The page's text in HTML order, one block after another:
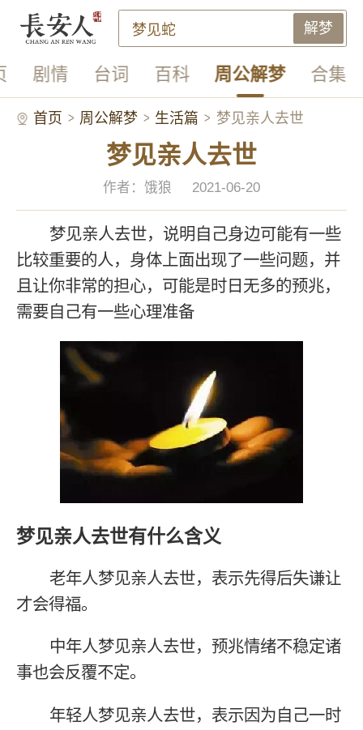
解梦
剧情 台词 百科 周公解梦 合集
首页 周公解梦 生活篇 梦见亲人去世
梦见亲人去世
作者：饿狼 2021-06-20
梦见亲人去世，说明自己身边可能有一些
比较重要的人，身体上面出现了一些问题，并
且让你非常的担心，可能是时日无多的预兆，
需要自己有一些心理准备
梦见亲人去世有什么含义
老年人梦见亲人去世，表示先得后失谦让
才会得福。
中年人梦见亲人去世，预兆情绪不稳定诸
事也会反覆不定。
年轻人梦见亲人去世，表示因为自己一时